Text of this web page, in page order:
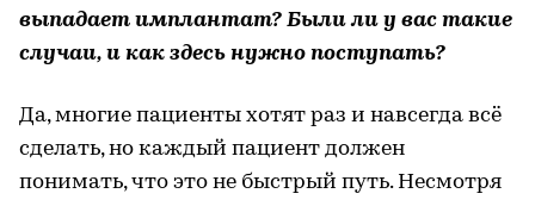
выпадает имплантат? Были ли у вас такие
случаи, и как здесь нужно поступать?
Да, многие пациенты хотят раз и навсегда всё
сделать, но каждый пациент должен
понимать, что это не быстрый путь. Несмотря